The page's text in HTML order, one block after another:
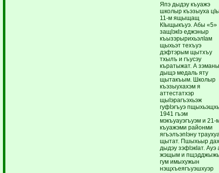
Япэ дыдэу къуажэ
школыр къэзыуха
11-м ящыщащ
КIыщыкъуэ. Абы «5»
защIэкIэ еджэныр
къызэрырихьэлIам
щыхьэт техъуэ
дэфтэрым щытхъу
тхылъ и гъусэу
къратыжат. А
дыщэ медаль яту
щытакъым. Школыр
къэзыухахэм я
аттестатхэр
щыIэрагъэхьэж
гуфIэгъуэ
1941 гъэм
мэкъуауэгъуэм и 21-
къуажэми районми
ягъэлъэпIэну
щытат. Пшыхьыр
дыдэу зэфIэкIат. Ауэ
жэщым и
гум имыхужын
нэщхъеягъуэшхуэр